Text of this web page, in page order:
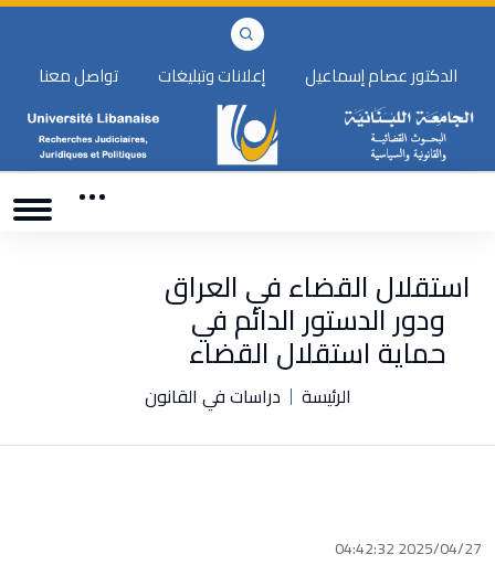
الدكتور عصام إسماعيل إعلانات وتبليغات تواصل معنا
استقلال القضاء في العراق
ودور الدستور الدائم في
حماية استقلال القضاء
الرئيسة دراسات في القانون
2025/04/27 04:42:32